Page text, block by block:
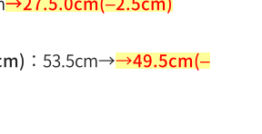
→27.5.0cm(–2.5cm)
：53.5cm→→49.5cm(–